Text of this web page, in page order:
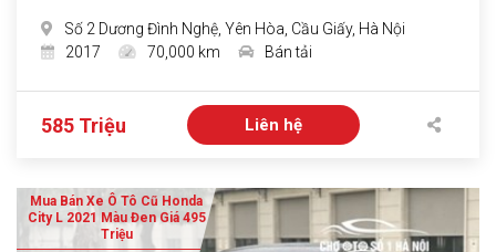
Số 2 Dương Đình Nghệ, Yên Hòa, Cầu Giấy, Hà Nội
2017
70,000 km Bán tải
585 Triệu Liên hệ
Mua Bán Xe Ô Tô Cũ Honda
City L 2021 Màu Đen Giá 495
Triệu